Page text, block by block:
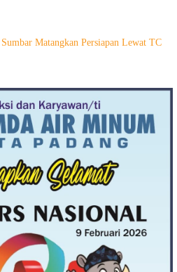
Matangkan Persiapan Lewat TC